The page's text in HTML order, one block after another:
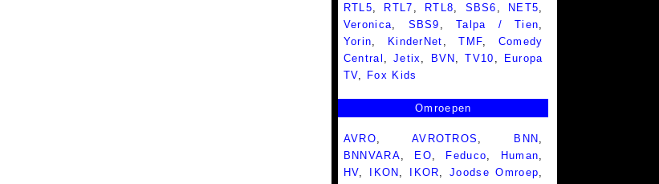
RTL5
RTL7 RTL8 SBS6 NET5
Veronica
SBS9 ,Talpa / Tien
Yorin
KinderNet ,TMF
Comedy
Central
Jetix BVN ,TV10
Europa
TV
Fox Kids
Omroepen
AVRO, AVROTROS , BNN ,
BNNVARA, EO, Feduco, Human,
HV, IKON , IKOR,Joodse Omroep,